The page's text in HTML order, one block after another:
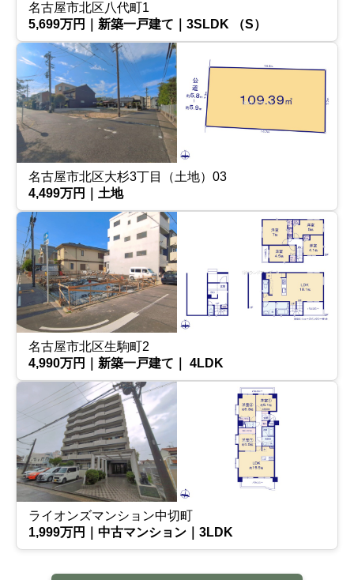
名古屋市北区八代町1
5,699万円｜新築一戸建て｜3SLDK （S）
名古屋市北区大杉3丁目（土地）03
4,499万円｜土地
名古屋市北区生駒町2
4,990万円｜新築一戸建て｜ 4LDK
ライオンズマンション中切町
1,999万円｜中古マンション｜3LDK